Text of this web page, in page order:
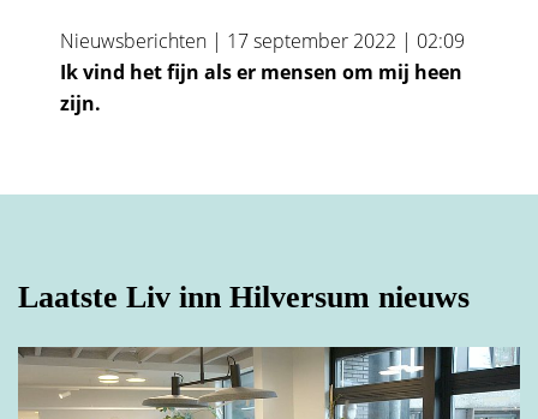
Voornaam*
Achternaam*
E-mailadres*
Woonachtig*
Voorletters*
Nieuwsberichten | 17 september 2022 | 02:09
Ik vind het fijn als er mensen om mij heen
zijn.
Laatste Liv inn Hilversum nieuws